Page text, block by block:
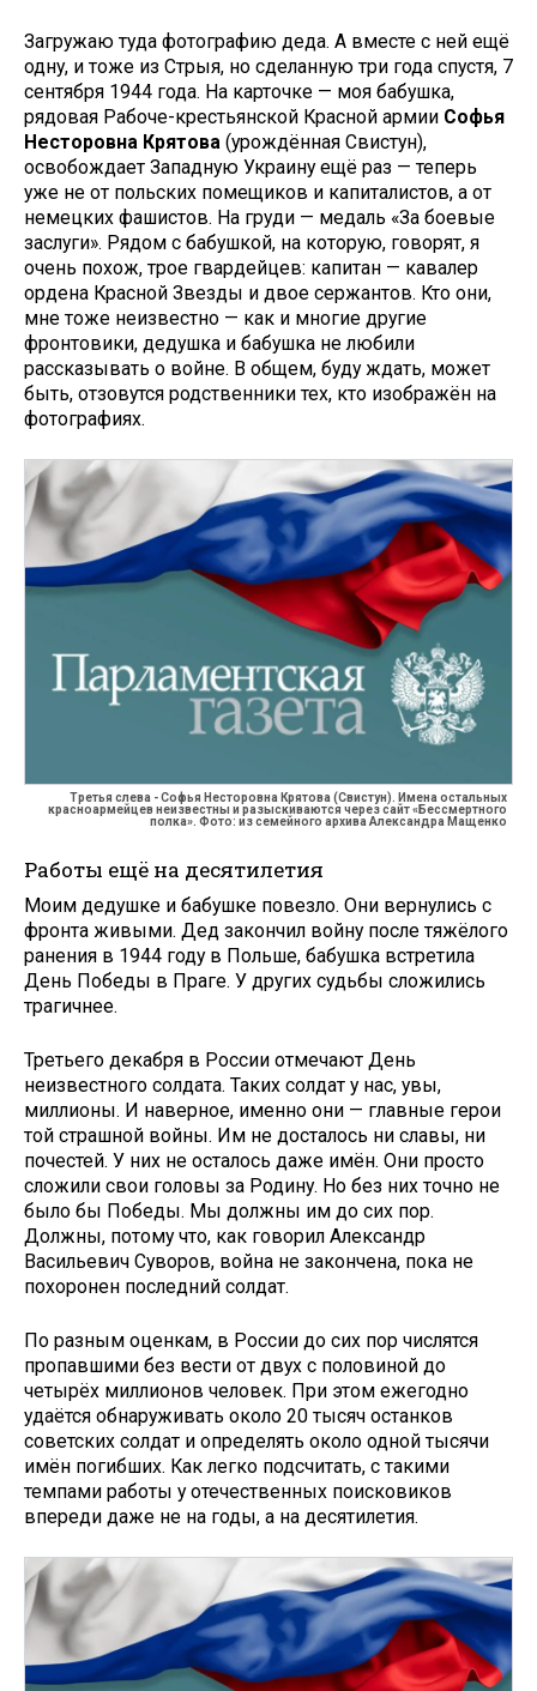
Загружаю туда фотографию деда. А вместе с ней ещё
одну, и тоже из Стрыя, но сделанную три года спустя, 7
сентября 1944 года. На карточке — моя бабушка,
рядовая Рабоче-крестьянской Красной армии Софья
Несторовна Крятова (урождённая Свистун),
освобождает Западную Украину ещё раз — теперь
уже не от польских помещиков и капиталистов, а от
немецких фашистов. На груди — медаль «За боевые
заслуги». Рядом с бабушкой, на которую, говорят, я
очень похож, трое гвардейцев: капитан — кавалер
ордена Красной Звезды и двое сержантов. Кто они,
мне тоже неизвестно — как и многие другие
фронтовики, дедушка и бабушка не любили
рассказывать о войне. В общем, буду ждать, может
быть, отзовутся родственники тех, кто изображён на
фотографиях.
Третья слева - Софья Несторовна Крятова (Свистун). Имена остальных
красноармейцев неизвестны и разыскиваются через сайт «Бессмертного
полка». Фото: из семейного архива Александра Мащенко
Работы ещё на десятилетия
Моим дедушке и бабушке повезло. Они вернулись с
фронта живыми. Дед закончил войну после тяжёлого
ранения в 1944 году в Польше, бабушка встретила
День Победы в Праге. У других судьбы сложились
трагичнее.
Третьего декабря в России отмечают День
неизвестного солдата. Таких солдат у нас, увы,
миллионы. И наверное, именно они — главные герои
той страшной войны. Им не досталось ни славы, ни
почестей. У них не осталось даже имён. Они просто
сложили свои головы за Родину. Но без них точно не
было бы Победы. Мы должны им до сих пор.
Должны, потому что, как говорил Александр
Васильевич Суворов, война не закончена, пока не
похоронен последний солдат.
По разным оценкам, в России до сих пор числятся
пропавшими без вести от двух с половиной до
четырёх миллионов человек. При этом ежегодно
удаётся обнаруживать около 20 тысяч останков
советских солдат и определять около одной тысячи
имён погибших. Как легко подсчитать, с такими
темпами работы у отечественных поисковиков
впереди даже не на годы, а на десятилетия.